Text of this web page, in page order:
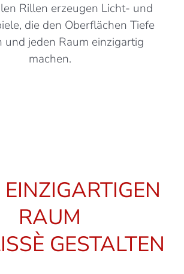
Rillen erzeugen Licht- und
die den Oberflächen Tiefe
und jeden Raum einzigartig
machen.
RAUM
GESTALTEN